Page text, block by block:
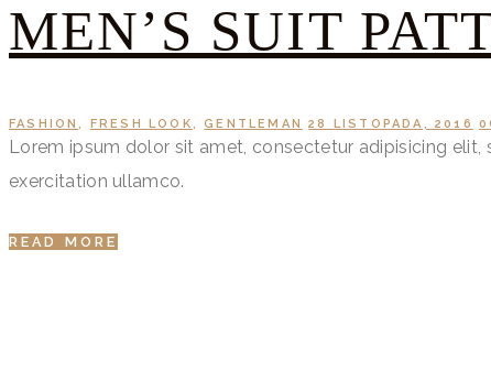
MEN’S SUIT
FASHION, FRESH LOOK,GENTLEMAN 28 LISTOPADA, 2016 0
Lorem ipsum dolor sit amet, consectetur adipisicing
exercitation ullamco.
READ MORE